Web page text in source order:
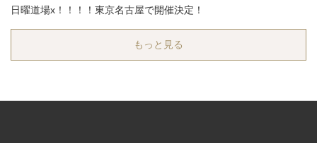
日曜道場x！！！！東京名古屋で開催決定！
もっと見る